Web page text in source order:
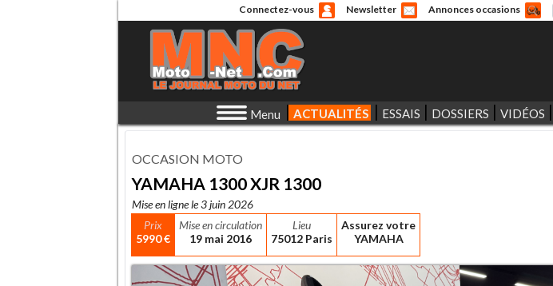
Connectez-vous Newsletter Annonces occasions
Menu ACTUALITÉS ESSAIS DOSSIERS VIDÉOS
OCCASION MOTO
YAMAHA 1300 XJR 1300
Mise en ligne le 3 juin 2026
Prix
5990 €
Mise en circulation
19 mai 2016
Lieu
75012 Paris
Assurez votre
YAMAHA